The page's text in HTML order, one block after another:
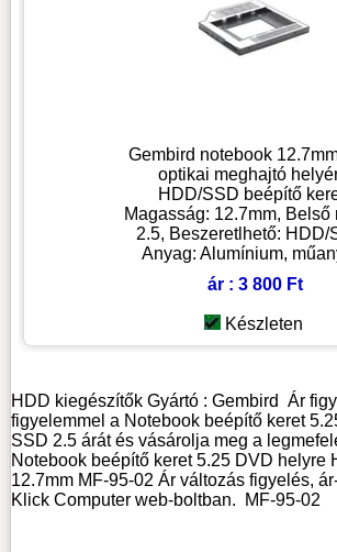
Gembird notebook
optikai meghajtó
HDD/SSD beépítő
Magasság: 12.7mm, Belső
2.5, Beszeretlhető: HDD/
Anyag: Alumínium,
ár : 3 800 Ft
Készleten
HDD kiegészítőkGyártó : Gembird Ár
figyelemmel a Notebook beépítő keret
SSD 2.5 árát és vásárolja meg a
Notebook beépítő keret 5.25 DVD helyre
12.7mm MF-95-02 Ár változás figyelés,
Klick Computer web-boltban.
MF-95-02